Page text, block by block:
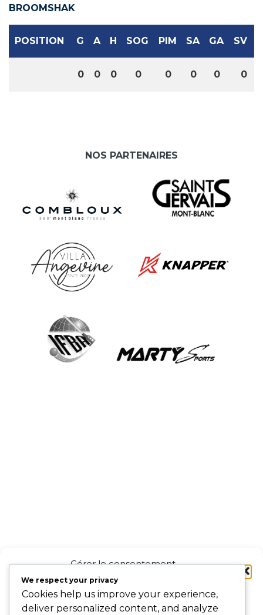
Gérer le consentement
aux cookies
Pour offrir les meilleures expériences, nous utilisons des technologies
telles que les cookies pour stocker et/ou accéder aux informations des
BROOMSHAK
POSITION G A H SOG PIM SA GA SV
0 0 0 0 0 0 0 0
NOS PARTENAIRES
We respect your privacy
Cookies help us improve your experience,
deliver personalized content, and analyze